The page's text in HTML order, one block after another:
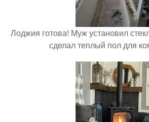
Лоджия готова! Муж установил
сделал теплый пол для